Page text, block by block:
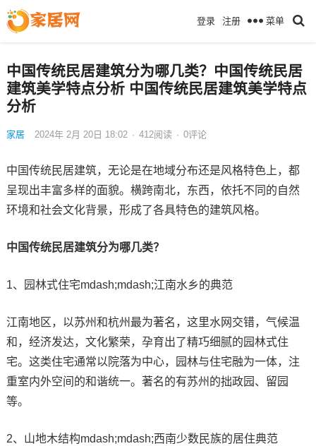
登录 注册 菜单
中国传统民居建筑分为哪几类？中国传统民居
建筑美学特点分析 中国传统民居建筑美学特点
分析
家居 2024年 2月 20日 18:02 · 412阅读 · 0评论
中国传统民居建筑，无论是在地域分布还是风格特色上，都
呈现出丰富多样的面貌。横跨南北，东西，依托不同的自然
环境和社会文化背景，形成了各具特色的建筑风格。
中国传统民居建筑分为哪几类？
1、园林式住宅mdash;mdash;江南水乡的典范
江南地区，以苏州和杭州最为著名，这里水网交错，气候温
和，经济发达，文化繁荣，孕育出了精巧细腻的园林式住
宅。这类住宅通常以院落为中心，园林与住宅融为一体，注
重室内外空间的和谐统一。著名的有苏州的拙政园、留园
等。
2、山地木结构mdash;mdash;西南少数民族的居住典范